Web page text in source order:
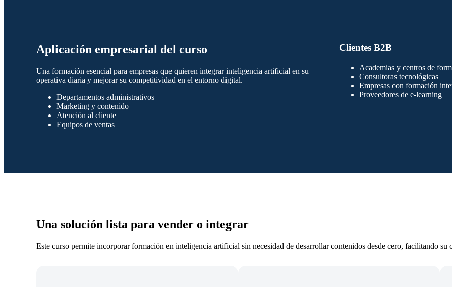
Aplicación empresarial del curso
Una formación esencial para empresas que quieren integrar inteligencia artificial en su
operativa diaria y mejorar su competitividad en el entorno digital.
Departamentos administrativos
Marketing y contenido
Atención al cliente
Equipos de ventas
Clientes B2B
Academias y centros de
Consultoras tecnológicas
Empresas con formación
Proveedores de e-learning
Una solución lista para vender o integrar
Este curso permite incorporar formación en inteligencia artificial sin necesidad de desarrollar contenidos desde cero, facilitando